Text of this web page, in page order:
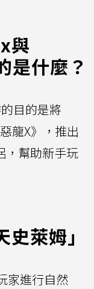
與
是什麼？
目的是將
龍X》，推出
，幫助新手玩
萊姆」
家進行自然